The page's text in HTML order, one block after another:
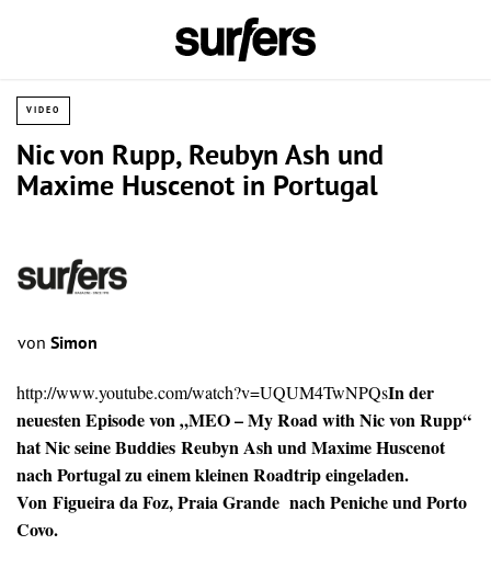
VIDEO
Nic von Rupp, Reubyn Ash und
Maxime Huscenot in Portugal
von Simon
http://www.youtube.com/watch?v=UQUM4TwNPQsIn der
neuesten Episode von „MEO – My Road with Nic von Rupp“
hat Nic seine Buddies Reubyn Ash und Maxime Huscenot
nach Portugal zu einem kleinen Roadtrip eingeladen.
Von Figueira da Foz, Praia Grande nach Peniche und Porto
Covo.